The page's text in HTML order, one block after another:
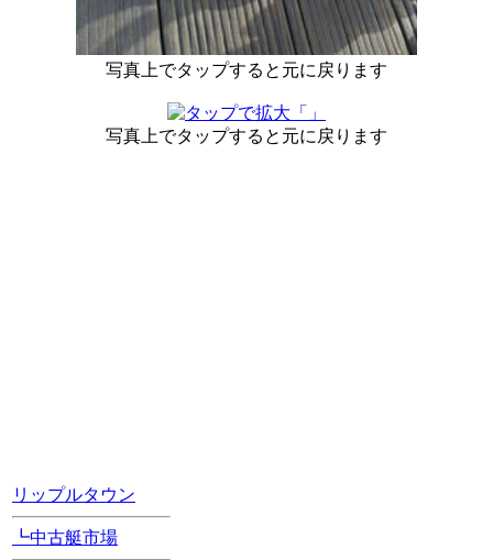
写真上でタップすると元に戻ります
写真上でタップすると元に戻ります
リップルタウン
┗中古艇市場